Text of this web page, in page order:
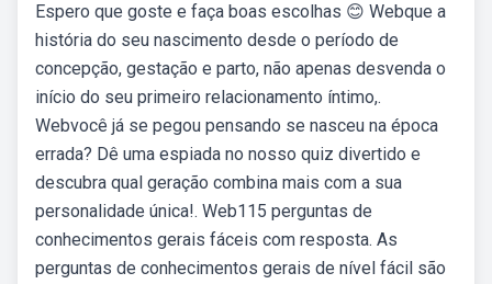
Espero que goste e faça boas escolhas 😊 Webque a
história do seu nascimento desde o período de
concepção, gestação e parto, não apenas desvenda o
início do seu primeiro relacionamento íntimo,.
Webvocê já se pegou pensando se nasceu na época
errada? Dê uma espiada no nosso quiz divertido e
descubra qual geração combina mais com a sua
personalidade única!. Web115 perguntas de
conhecimentos gerais fáceis com resposta. As
perguntas de conhecimentos gerais de nível fácil são